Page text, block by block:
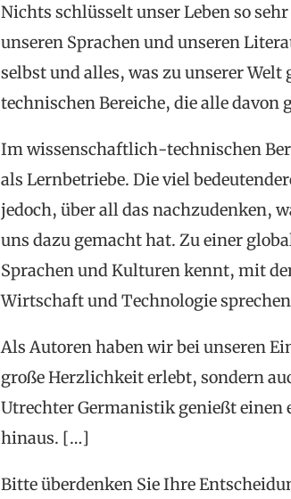
Nichts schlüsselt unser Leben so
unseren Sprachen und unseren
selbst und alles, was zu unserer
technischen Bereiche, die alle
Im wissenschaftlich-technischen
als Lernbetriebe. Die viel
jedoch, über all das nachzudenken,
uns dazu gemacht hat. Zu einer
Sprachen und Kulturen kennt, mit
Wirtschaft und Technologie
Als Autoren haben wir bei unseren
große Herzlichkeit erlebt, sondern
Utrechter Germanistik genießt einen
hinaus. […]
Bitte überdenken Sie Ihre